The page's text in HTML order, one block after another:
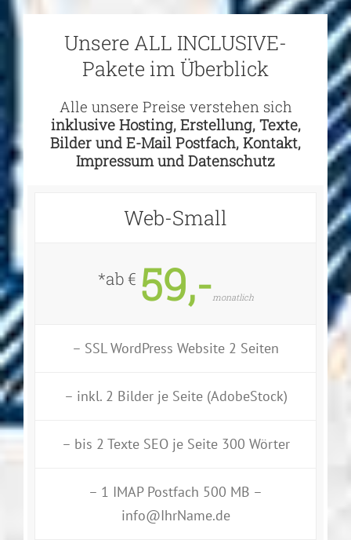
Unsere ALL INCLUSIVE-
Pakete im Überblick
Alle unsere Preise verstehen sich
inklusive Hosting, Erstellung, Texte,
Bilder und E-Mail Postfach, Kontakt,
Impressum und Datenschutz
Web-Small
*ab € 59,-monatlich
– SSL WordPress Website 2 Seiten
– inkl. 2 Bilder je Seite (AdobeStock)
– bis 2 Texte SEO je Seite 300 Wörter
– 1 IMAP Postfach 500 MB –
info@IhrName.de